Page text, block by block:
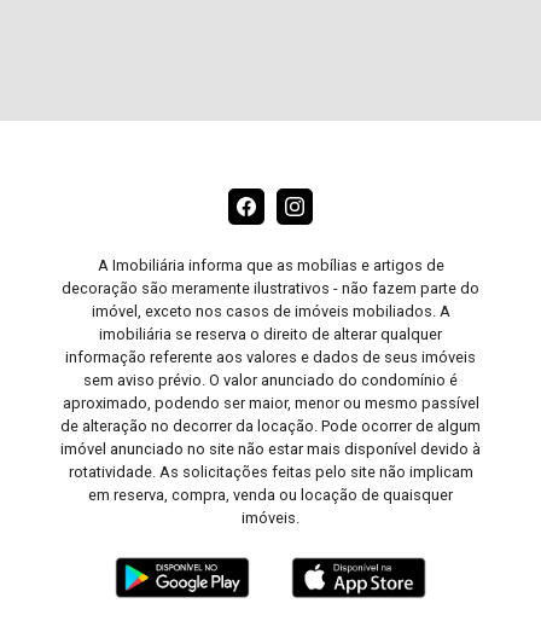
A Imobiliária informa que as mobílias e artigos de
decoração são meramente ilustrativos - não fazem parte do
imóvel, exceto nos casos de imóveis mobiliados. A
imobiliária se reserva o direito de alterar qualquer
informação referente aos valores e dados de seus imóveis
sem aviso prévio. O valor anunciado do condomínio é
aproximado, podendo ser maior, menor ou mesmo passível
de alteração no decorrer da locação. Pode ocorrer de algum
imóvel anunciado no site não estar mais disponível devido à
rotatividade. As solicitações feitas pelo site não implicam
em reserva, compra, venda ou locação de quaisquer
imóveis.